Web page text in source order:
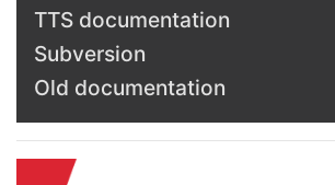
TTS documentation
Subversion
Old documentation